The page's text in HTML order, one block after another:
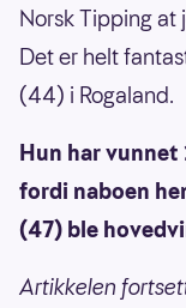
Norsk Tipping
Det er helt
(44) i Rogaland.
Hun har
fordi naboen
(47) ble
Artikkelen